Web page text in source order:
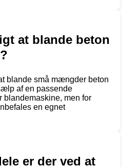
at blande beton
blande små mængder beton
af en passende
blandemaskine, men for
en egnet
er der ved at